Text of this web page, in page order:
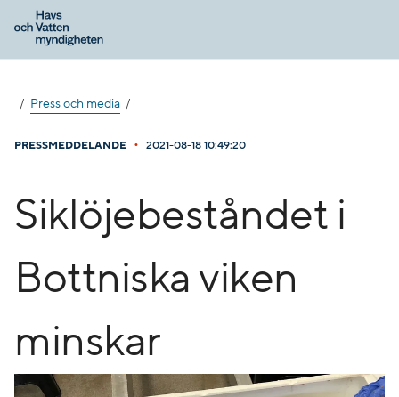
till
innehåll
Press och media
PRESSMEDDELANDE • 2021-08-18 10:49:20
Siklöjebeståndet i
Bottniska viken
minskar